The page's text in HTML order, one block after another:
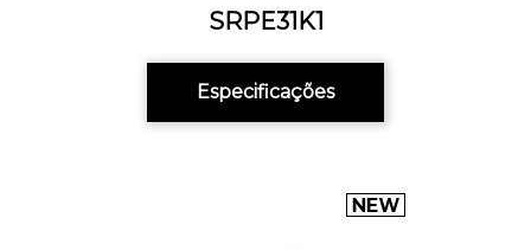
SRPE31K1
Especificações